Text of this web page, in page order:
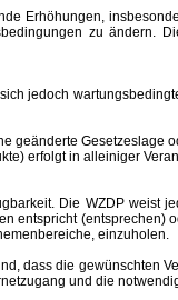
Erhöhungen,
zu ändern.
jedoch
Gesetzeslage
erfolgt in alleiniger
Die WZDP weist
entspricht (entsprechen)
einzuholen.
dass die gewünschten
und die